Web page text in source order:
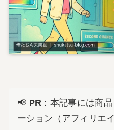
📢 PR ：本記事には商
ーション（アフィリエ